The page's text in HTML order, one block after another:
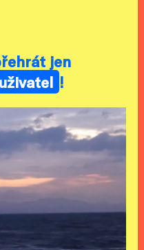
jen
!